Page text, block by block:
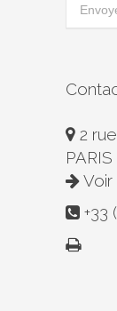
2
PARIS
Voir
+33